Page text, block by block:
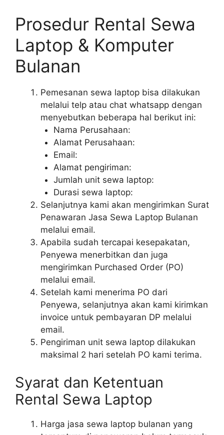
Prosedur Rental Sewa
Laptop & Komputer
Bulanan
Pemesanan sewa laptop bisa dilakukan
melalui telp atau chat whatsapp dengan
menyebutkan beberapa hal berikut ini:
Nama Perusahaan:
Alamat Perusahaan:
Email:
Alamat pengiriman:
Jumlah unit sewa laptop:
Durasi sewa laptop:
Selanjutnya kami akan mengirimkan Surat
Penawaran Jasa Sewa Laptop Bulanan
melalui email.
Apabila sudah tercapai kesepakatan,
Penyewa menerbitkan dan juga
mengirimkan Purchased Order (PO)
melalui email.
Setelah kami menerima PO dari
Penyewa, selanjutnya akan kami kirimkan
invoice untuk pembayaran DP melalui
email.
Pengiriman unit sewa laptop dilakukan
maksimal 2 hari setelah PO kami terima.
Syarat dan Ketentuan
Rental Sewa Laptop
Harga jasa sewa laptop bulanan yang